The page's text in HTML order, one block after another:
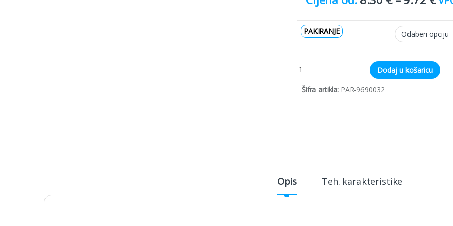
PAKIRANJE
Quantity Dodaj u košaricu
Šifra artikla: PAR-9690032
Opis Teh. karakteristike